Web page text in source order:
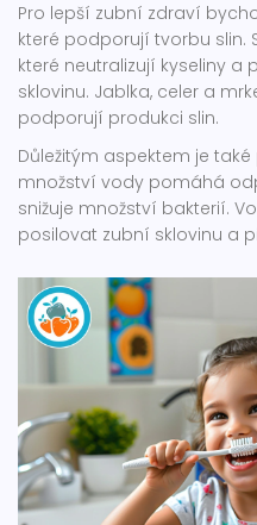
Pro lepší zubní zdraví
které podporují tvorbu slin.
které neutralizují kyseliny
sklovinu. Jablka, celer a
podporují produkci slin.
Důležitým aspektem je
množství vody pomáhá
snižuje množství bakterií.
posilovat zubní sklovinu a